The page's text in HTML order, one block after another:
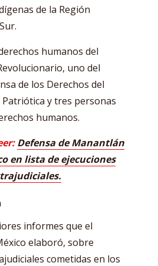
de la Región
humanos del
uno del
de los Derechos del
Patriótica y tres personas
humanos.
Defensa de Manantlán
en lista de ejecuciones
informes que el
elaboró, sobre
cometidas en los